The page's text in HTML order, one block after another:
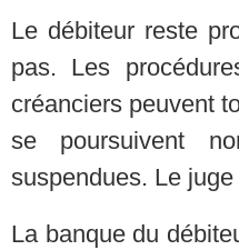
Le débiteur reste
pas. Les
créanciers peuvent
se poursuivent
suspendues. Le
La banque du